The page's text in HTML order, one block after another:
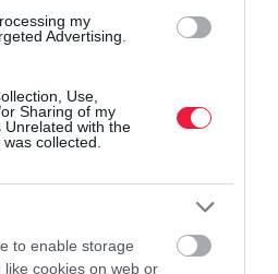
my
Advertising.
Use,
Sharing of my
Unrelated with the
collected.
to enable storage
cookies on web or
élelmiszerbiztonsági szakértői
sokkal szigorúbb jogi
hétköznapi étrend-kiegészítők is